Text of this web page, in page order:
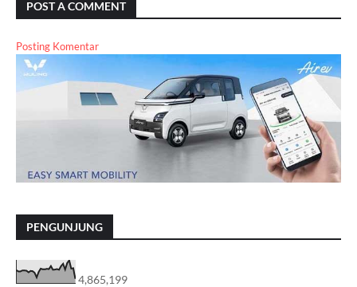
POST A COMMENT
Posting Komentar
PENGUNJUNG
4,865,199